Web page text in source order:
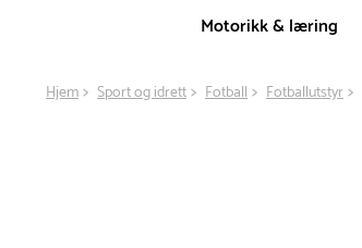
Motorikk & læring
Hjem Sport og idrett Fotball Fotballutstyr